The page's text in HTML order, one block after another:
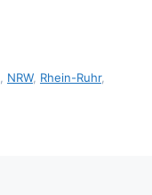
, NRW, Rhein-Ruhr,